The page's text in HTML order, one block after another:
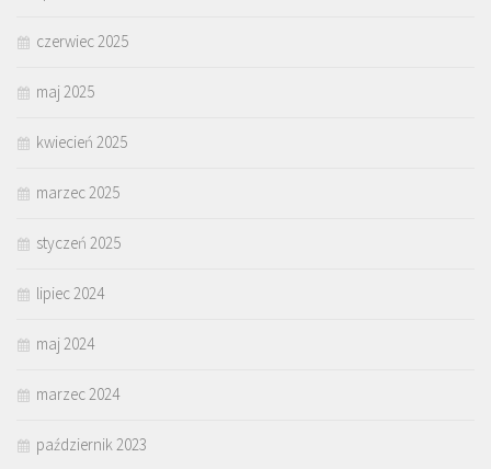
czerwiec 2025
maj 2025
kwiecień 2025
marzec 2025
styczeń 2025
lipiec 2024
maj 2024
marzec 2024
październik 2023